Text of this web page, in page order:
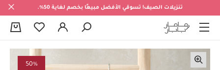
تنزيلات الصيف! تسوقي الأفضل مبيعًا بخصم لغاية 50%.
50%